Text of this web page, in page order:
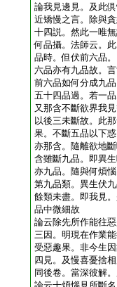
論我見邊見。及此
近矯慢之言。除與
十四説。然此一唯
何品攝。法師云。
品時。但伏前六品
六品亦有九品故。
前六品如何分成九
五十四品過。若一
又那含不斷欲界我
以後三未斷故。此
果。不斷五品以下
亦那含。隨離欲地
含雖斷九品。即異
亦九品。隨與何煩
第九品類。異生伏
餘類未盡。即我見
品中微細故
論云除先所作能往
三因。明現在作業
受惡趣果。非今生
四見。及慢喜憂捨
同後卷。當深彼解